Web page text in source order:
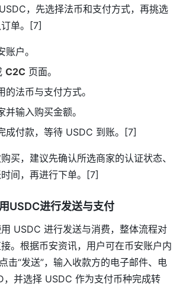
，先选择法币和支付方式，再挑选
单。[7]
户。
C2C 页面。
的法币与支付方式。
并输入购买金额。
成付款，等待 USDC 到账。[7]
买，建议先确认所选商家的认证状态、
间，再进行下单。[7]
USDC进行发送与支付
USDC 进行发送与消费，整体流程对
。根据币安资讯，用户可在币安账户内
击“发送”，输入收款方的电子邮件、电
，并选择 USDC 作为支付币种完成转